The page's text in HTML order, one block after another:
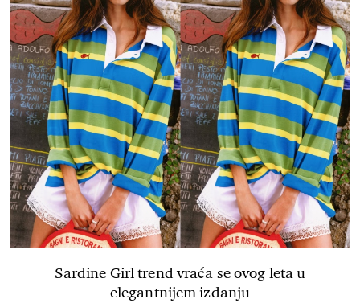
Sardine Girl trend vraća se ovog leta u
elegantnijem izdanju